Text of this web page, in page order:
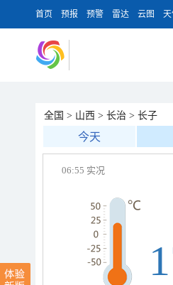
首页 预报 预警 雷达 云图 天
全国 > 山西 > 长治 > 长子
今天
06:55 实况